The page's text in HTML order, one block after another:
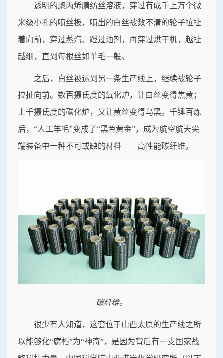
透明的聚丙烯腈纺丝溶液，穿过有成千上万个微
米级小孔的喷丝板，喷出的白丝被数不清的轮子拉扯
着向前，穿过蒸汽、蹚过油剂，再穿过烘干机，越扯
越细，直到每根丝如羊毛一般。
之后，白丝被运到另一条生产线上，继续被轮子
拉扯向前。数百摄氏度的氧化炉，让白丝变得焦黄；
上千摄氏度的碳化炉，又让黄丝变得乌黑。千锤百炼
后，“人工羊毛”变成了“黑色黄金”，成为航空航天尖
端装备中一种不可或缺的材料——高性能碳纤维。
碳纤维。
很少有人知道，这套位于山西太原的生产线之所
以能够化“腐朽”为“神奇”，是因为背后有一支国家战